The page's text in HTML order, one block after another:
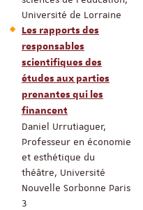
Université de Lorraine
Les rapports des
responsables
scientifiques des
études aux parties
prenantes qui les
financent
Daniel Urrutiaguer,
Professeur en économie
et esthétique du
théâtre, Université
Nouvelle Sorbonne Paris
3